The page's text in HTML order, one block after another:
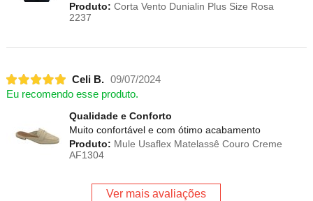
Produto: Corta Vento Dunialin Plus Size Rosa
2237
Celi B. 09/07/2024
Eu recomendo esse produto.
Qualidade e Conforto
Muito confortável e com ótimo acabamento
Produto: Mule Usaflex Matelassê Couro Creme
AF1304
Ver mais avaliações